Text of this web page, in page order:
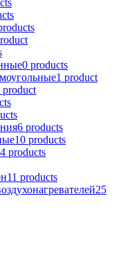
0 products
1 product
product
6 products
10 products
4 products
11 products
25